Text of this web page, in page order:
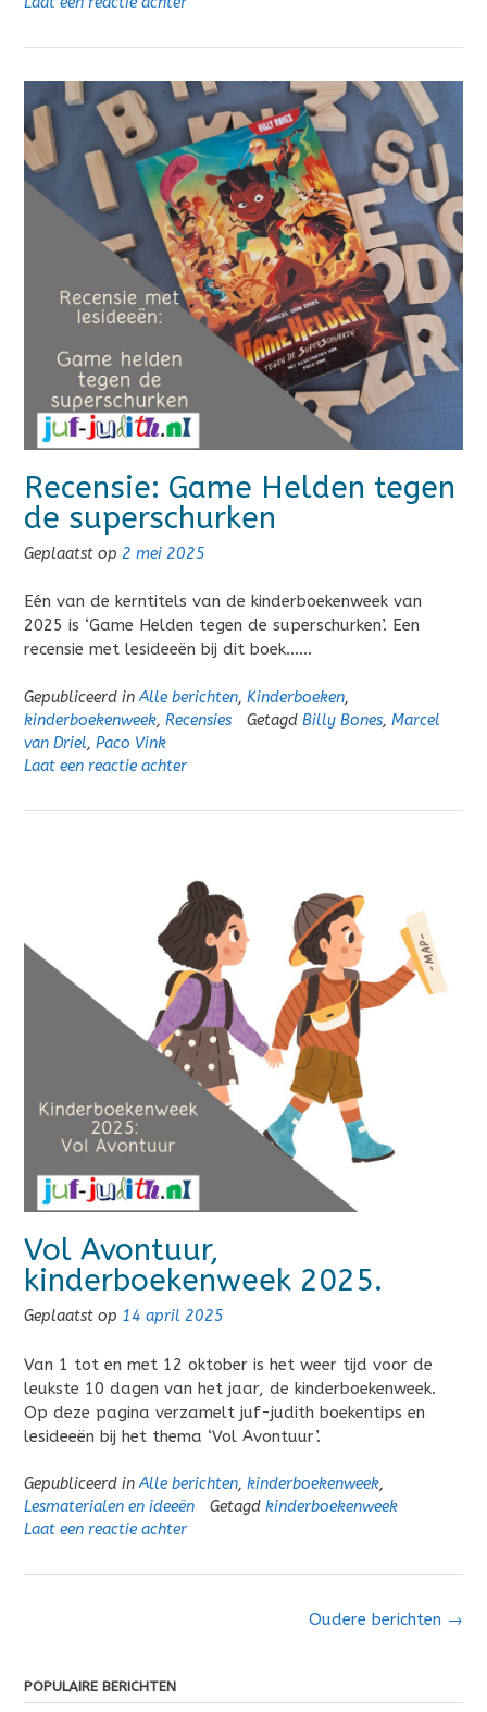
Recensie: Game Helden tegen
de superschurken
Geplaatst op 2 mei 2025
Eén van de kerntitels van de kinderboekenweek van
2025 is ‘Game Helden tegen de superschurken’. Een
recensie met lesideeën bij dit boek……
Gepubliceerd inAlle berichten, Kinderboeken,
kinderboekenweek, Recensies Getagd Billy Bones, Marcel
van Driel, Paco Vink
Laat een reactie achter
Vol Avontuur,
kinderboekenweek 2025.
Geplaatst op 14 april 2025
Van 1 tot en met 12 oktober is het weer tijd voor de
leukste 10 dagen van het jaar, de kinderboekenweek.
Op deze pagina verzamelt juf-judith boekentips en
lesideeën bij het thema ‘Vol Avontuur’.
Gepubliceerd inAlle berichten, kinderboekenweek,
Lesmaterialen en ideeën
Getagd kinderboekenweek
Laat een reactie achter
Oudere berichten →
POPULAIRE BERICHTEN